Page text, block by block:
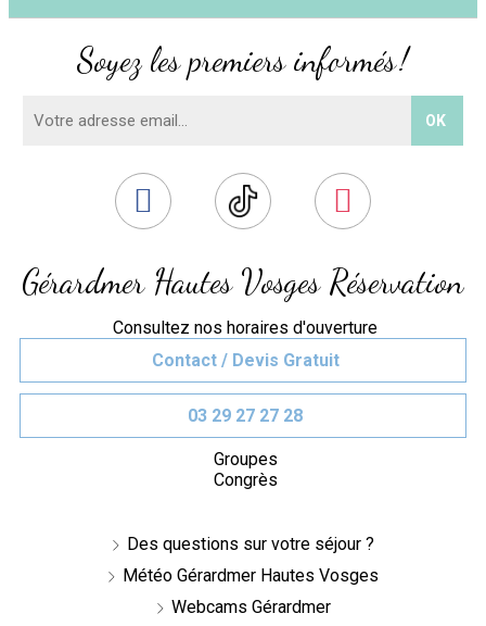
Gérardmer Hautes Vosges Réservation
Consultez nos horaires d'ouverture
Contact / Devis Gratuit
03 29 27 27 28
Groupes
Congrès
Des questions sur votre séjour ?
Météo Gérardmer Hautes Vosges
Webcams Gérardmer
Soyez les premiers informés !